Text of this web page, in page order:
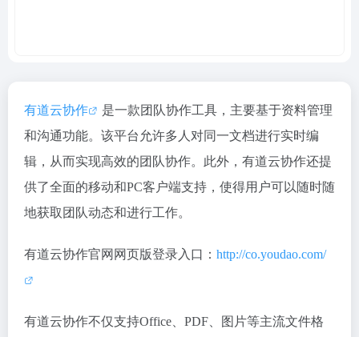
有道云协作
是一款团队协作工具，主要基于资料管理
和沟通功能。该平台允许多人对同一文档进行实时编
辑，从而实现高效的团队协作。此外，有道云协作还提
供了全面的移动和PC客户端支持，使得用户可以随时随
地获取团队动态和进行工作。
有道云协作官网网页版登录入口： http://co.youdao.com/
有道云协作不仅支持Office、PDF、图片等主流文件格